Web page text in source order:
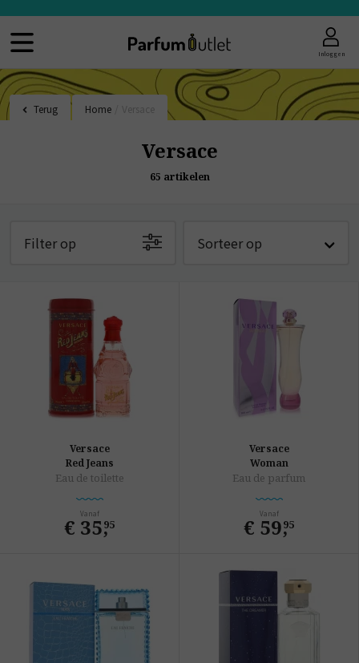
Inloggen
Terug Home
Versace
65 artikelen
Filter op Sorteer op
Versace
Red Jeans
Eau de toilette
Vanaf
€ 35,
95
Versace
Woman
Eau de parfum
Vanaf
€ 59,
95